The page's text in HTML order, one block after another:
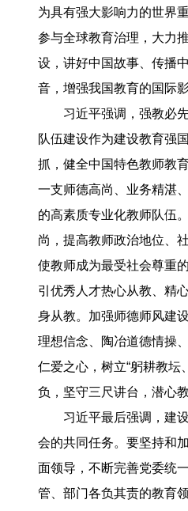
为具有强大影响力的世界
参与全球教育治理，大力
设，讲好中国故事、传播
音，增强我国教育的国际
习近平强调，强教必
队伍建设作为建设教育强
抓，健全中国特色教师教
一支师德高尚、业务精湛
的高素质专业化教师队伍
尚，提高教师政治地位、
使教师成为最受社会尊重
引优秀人才热心从教、精
身从教。加强师德师风建
理想信念、陶冶道德情操
仁爱之心，树立“躬耕教坛
负，坚守三尺讲台，潜心教
习近平最后强调，建
会的共同任务。要坚持和
面领导，不断完善党委统
管、部门各负其责的教育